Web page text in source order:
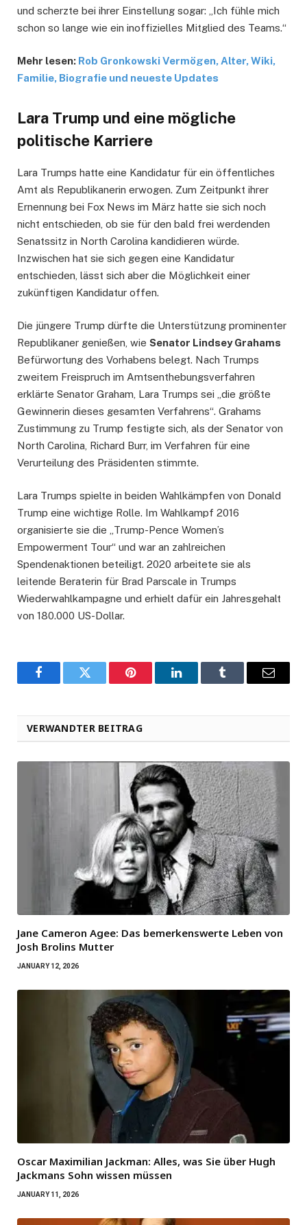
und scherzte bei ihrer Einstellung sogar: „Ich fühle mich
schon so lange wie ein inoffizielles Mitglied des Teams.“
Mehr lesen: Rob Gronkowski Vermögen, Alter, Wiki,
Familie, Biografie und neueste Updates
Lara Trump und eine mögliche
politische Karriere
Lara Trumps hatte eine Kandidatur für ein öffentliches
Amt als Republikanerin erwogen. Zum Zeitpunkt ihrer
Ernennung bei Fox News im März hatte sie sich noch
nicht entschieden, ob sie für den bald frei werdenden
Senatssitz in North Carolina kandidieren würde.
Inzwischen hat sie sich gegen eine Kandidatur
entschieden, lässt sich aber die Möglichkeit einer
zukünftigen Kandidatur offen.
Die jüngere Trump dürfte die Unterstützung prominenter
Republikaner genießen, wie Senator Lindsey Grahams
Befürwortung des Vorhabens belegt. Nach Trumps
zweitem Freispruch im Amtsenthebungsverfahren
erklärte Senator Graham, Lara Trumps sei „die größte
Gewinnerin dieses gesamten Verfahrens“. Grahams
Zustimmung zu Trump festigte sich, als der Senator von
North Carolina, Richard Burr, im Verfahren für eine
Verurteilung des Präsidenten stimmte.
Lara Trumps spielte in beiden Wahlkämpfen von Donald
Trump eine wichtige Rolle. Im Wahlkampf 2016
organisierte sie die „Trump-Pence Women’s
Empowerment Tour“ und war an zahlreichen
Spendenaktionen beteiligt. 2020 arbeitete sie als
leitende Beraterin für Brad Parscale in Trumps
Wiederwahlkampagne und erhielt dafür ein Jahresgehalt
von 180.000 US-Dollar.
FacebookTwitter Pinterest LinkedInTumblr Email
VERWANDTER BEITRAG
Jane Cameron Agee: Das bemerkenswerte Leben von
Josh Brolins Mutter
JANUARY 12, 2026
Oscar Maximilian Jackman: Alles, was Sie über Hugh
Jackmans Sohn wissen müssen
JANUARY 11, 2026